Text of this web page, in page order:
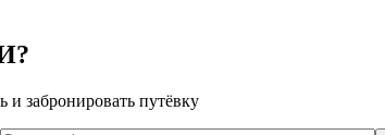
забронировать путёвку